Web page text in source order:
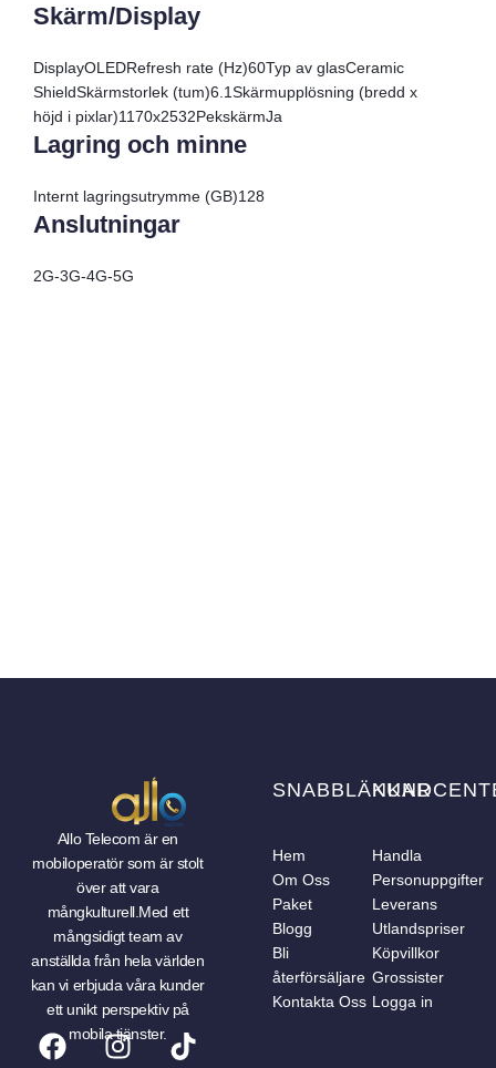
Skärm/Display
DisplayOLEDRefresh rate (Hz)60Typ av glasCeramic
ShieldSkärmstorlek (tum)6.1Skärmupplösning (bredd x
höjd i pixlar)1170x2532PekskärmJa
Lagring och minne
Internt lagringsutrymme (GB)128
Anslutningar
2G-3G-4G-5G
Allo Telecom är en
mobiloperatör som är stolt
över att vara
mångkulturell.Med ett
mångsidigt team av
anställda från hela världen
kan vi erbjuda våra kunder
ett unikt perspektiv på
mobila tjänster.
SNABBLÄNKAR
Hem
Om Oss
Paket
Blogg
Bli
återförsäljare
Kontakta Oss
Handla
Personuppgifter
Leverans
Utlandspriser
Köpvillkor
Grossister
Logga in